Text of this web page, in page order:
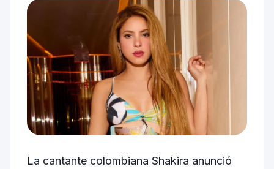
La cantante colombiana Shakira anunció